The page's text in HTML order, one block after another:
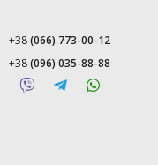
+38(066) 773-00-12
+38(096) 035-88-88